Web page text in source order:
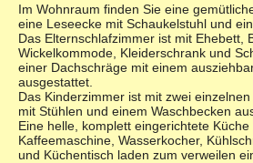
Im Wohnraum finden Sie eine
eine Leseecke mit Schaukelstuhl und
Das Elternschlafzimmer ist mit Ehebett,
Wickelkommode, Kleiderschrank und
einer Dachschräge mit einem
ausgestattet.
Das Kinderzimmer ist mit zwei
mit Stühlen und einem Waschbecken
Eine helle, komplett eingerichtete Küche
Kaffeemaschine, Wasserkocher,
und Küchentisch laden zum verweilen